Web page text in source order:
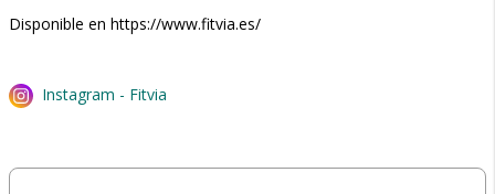
Disponible en https://www.fitvia.es/
Instagram - Fitvia